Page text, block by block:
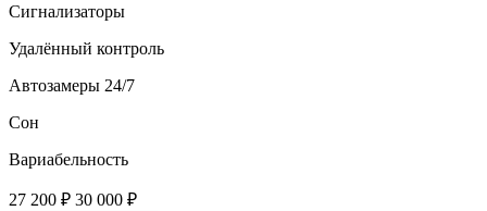
Сигнализаторы
Удалённый контроль
Автозамеры 24/7
Сон
Вариабельность
27 200 ₽ 30 000 ₽